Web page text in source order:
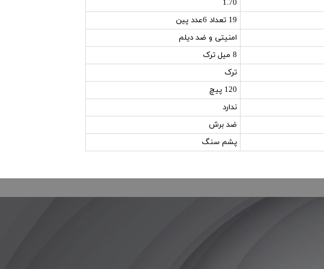
1.70
19 تعداد 6عدد پین
امنیتی و ضد دیلم
8 میل ترک
ترک
120 پیچ
ندارد
ضد برش
پشم سنگ